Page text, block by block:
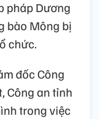
pháp Dương
bào Mông bị
chức.
đốc Công
Công an tỉnh
trong việc